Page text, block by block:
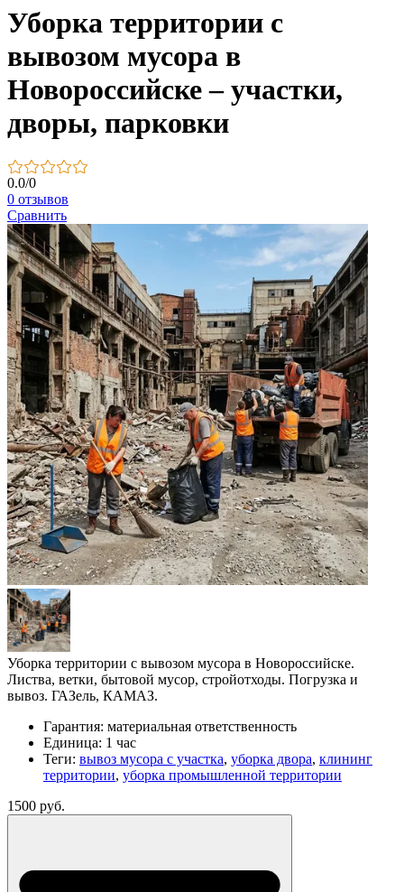
Уборка территории с
вывозом мусора в
Новороссийске – участки,
дворы, парковки
0.0/0
0 отзывов
Сравнить
Уборка территории с вывозом мусора в Новороссийске.
Листва, ветки, бытовой мусор, стройотходы. Погрузка и
вывоз. ГАЗель, КАМАЗ.
Гарантия: материальная ответственность
Единица: 1 час
Теги: вывоз мусора с участка, уборка двора, клининг
территории, уборка промышленной территории
1500 руб.